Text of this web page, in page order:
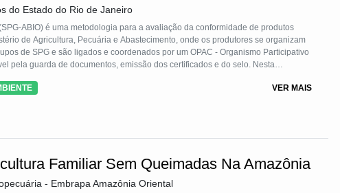
do Estado do Rio de Janeiro
ABIO) é uma metodologia para a avaliação da conformidade de produtos
de Agricultura, Pecuária e Abastecimento, onde os produtores se organizam
de SPG e são ligados e coordenados por um OPAC - Organismo Participativo
pela guarda de documentos, emissão dos certificados e do selo. Nesta
- produtivas e pelas decisões de certificação.
VER MAIS
Familiar Sem Queimadas Na Amazônia
- Embrapa Amazônia Oriental